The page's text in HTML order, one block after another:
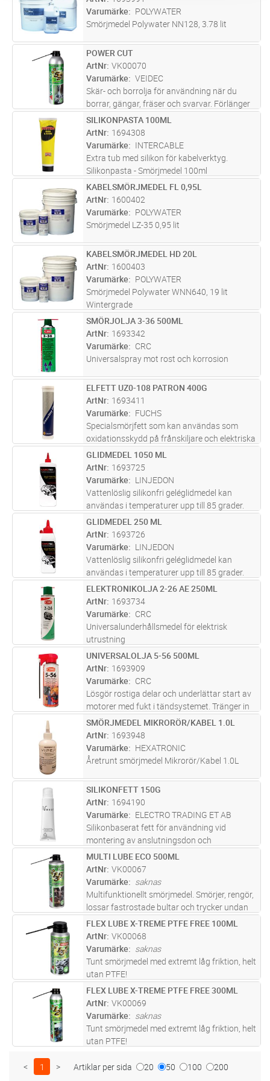
Varumärke
POLYWATER
Smörjmedel Polywater NN128, 3.78 lit
ST Lägg i kundvagn
POWER CUT
ArtNr VK00070
Varumärke
VEIDEC
Skär- och borrolja för användning när du
borrar, gängar, fräser och svarvar. Förlänger
livslängden på verkygen avsevärt.
ST Lägg i kundvagn
SILIKONPASTA 100ML
ArtNr 1694308
Varumärke
INTERCABLE
Extra tub med silikon för kabelverktyg.
Silikonpasta - Smörjmedel 100ml
ST Lägg i kundvagn
KABELSMÖRJMEDEL FL 0,95L
ArtNr 1600402
Varumärke
POLYWATER
Smörjmedel LZ-35 0,95 lit
ST Lägg i kundvagn
KABELSMÖRJMEDEL HD 20L
ArtNr 1600403
Varumärke
POLYWATER
Smörjmedel Polywater WNN640, 19 lit
Wintergrade
ST Lägg i kundvagn
SMÖRJOLJA 3-36 500ML
ArtNr 1693342
Varumärke
CRC
Universalspray mot rost och korrosion
ST Lägg i kundvagn
ELFETT UZ0-108 PATRON 400G
ArtNr 1693411
Varumärke
FUCHS
Specialsmörjfett som kan användas som
oxidationsskydd på frånskiljare och elektriska
kontakter
ST Lägg i kundvagn
GLIDMEDEL 1050 ML
ArtNr 1693725
Varumärke
LINJEDON
Vattenlöslig silikonfri geléglidmedel kan
användas i temperaturer upp till 85 grader.
Gör kabeldragningen lättare i och med lägre
friktion.
ST Lägg i kundvagn
GLIDMEDEL 250 ML
ArtNr 1693726
Varumärke
LINJEDON
Vattenlöslig silikonfri geléglidmedel kan
användas i temperaturer upp till 85 grader.
Gör kabeldragningen lättare i och med lägre
friktion.
ST Lägg i kundvagn
ELEKTRONIKOLJA 2-26 AE 250ML
ArtNr 1693734
Varumärke
CRC
Universalunderhållsmedel för elektrisk
utrustning
ST Lägg i kundvagn
UNIVERSALOLJA 5-56 500ML
ArtNr 1693909
Varumärke
CRC
Lösgör rostiga delar och underlättar start av
motorer med fukt i tändsystemet. Tränger in
snabbt, driver ut fukt och förebygger elfel.
CRC 5-56 skyddar även mot korrosion och har
dessutom rengörande...läs mer
ST Lägg i kundvagn
SMÖRJMEDEL MIKRORÖR/KABEL 1.0L
ArtNr 1693948
Varumärke
HEXATRONIC
Åretrunt smörjmedel Mikrorör/Kabel 1.0L
ST Lägg i kundvagn
SILIKONFETT 150G
ArtNr 1694190
Varumärke
ELECTRO TRADING ET AB
Silikonbaserat fett för användning vid
montering av anslutningsdon och
kabelavslut.
ST Lägg i kundvagn
MULTI LUBE ECO 500ML
ArtNr VK00067
Varumärke
saknas
Multifunktionellt smörjmedel. Smörjer, rengör,
lossar fastrostade bultar och trycker undan
fukt.
ST Lägg i kundvagn
FLEX LUBE X-TREME PTFE FREE 100ML
ArtNr VK00068
Varumärke
saknas
Tunt smörjmedel med extremt låg friktion, helt
utan PTFE!
ST Lägg i kundvagn
FLEX LUBE X-TREME PTFE FREE 300ML
ArtNr VK00069
Varumärke
saknas
Tunt smörjmedel med extremt låg friktion, helt
utan PTFE!
< 1 > Artiklar per sida 20 50 100 200